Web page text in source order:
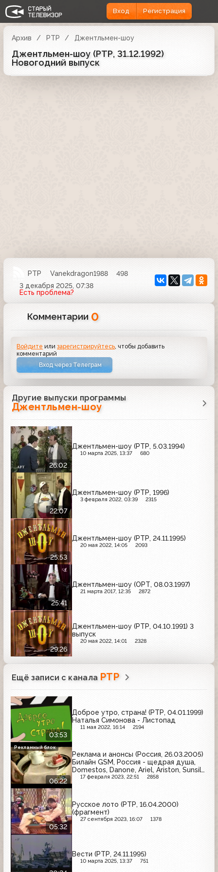
Вход Регистрация
Архив РТР Джентльмен-шоу
Джентльмен-шоу (РТР, 31.12.1992)
Новогодний выпуск
РТР Vanekdragon1988
498
3 декабря 2025, 07:38
Есть проблема?
Комментарии 0
Войдите илизарегистрируйтесь , чтобы добавить
комментарий
Вход через Телеграм
Другие выпуски программы
Джентльмен-шоу
26:02
Джентльмен-шоу (РТР, 5.03.1994)
10 марта 2025, 13:37 680
22:07
Джентльмен-шоу (РТР, 1996)
3 февраля 2022, 03:39 2315
25:53
Джентльмен-шоу (РТР, 24.11.1995)
20 мая 2022, 14:05 2093
25:41
Джентльмен-шоу (ОРТ, 08.03.1997)
21 марта 2017, 12:35 2872
29:26
Джентльмен-шоу (РТР, 04.10.1991) 3
выпуск
20 мая 2022, 14:01 2328
Ещё записи с канала РТР
03:53
Доброе утро, страна! (РТР, 04.01.1999)
Наталья Симонова - Листопад
11 мая 2022, 16:14 2194
06:22
Реклама и анонсы (Россия, 26.03.2005)
Билайн GSM, Россия - щедрая душа,
Domestos, Danone, Ariel, Ariston, Sunsilk,
Даниссимо, Kia, Philips, Rama, Активиа
17 февраля 2023, 22:51 2858
Рекламный блок
05:32
Русское лото (РТР, 16.04.2000)
(фрагмент)
27 сентября 2023, 16:07 1378
Вести (РТР, 24.11.1995)
10 марта 2025, 13:37 751